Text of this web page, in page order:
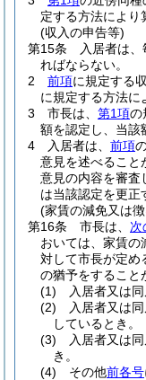
定する方法により
(収入の申告等)
第15条
入居者は
ればならない。
2
前項に規定する
に規定する方法に
3
市長は、 第1項の
額を認定し、当該
4
入居者は、 前項
意見を述べること
意見の内容を審査
は当該認定を更正
(家賃の減免又は
第16条
市長は、 次
おいては、家賃の
対して市長が定め
の猶予をすること
(1)
入居者又は
(2)
入居者又は
しているとき。
(3)
入居者又は
き。
(4)
その他前各号